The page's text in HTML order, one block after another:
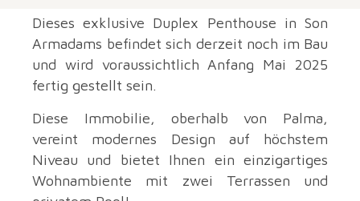
Dieses exklusive Duplex Penthouse in Son
Armadams befindet sich derzeit noch im Bau
und wird voraussichtlich Anfang Mai 2025
fertig gestellt sein.
Diese Immobilie, oberhalb von Palma,
vereint modernes Design auf höchstem
Niveau und bietet Ihnen ein einzigartiges
Wohnambiente mit zwei Terrassen und